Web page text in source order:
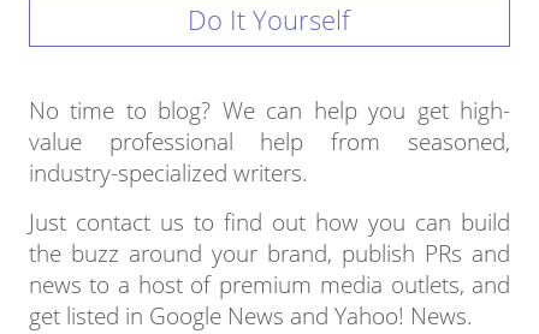
Do It Yourself
No time to blog? We can help you get high-
value professional help from seasoned,
industry-specialized writers.
Just contact us to find out how you can build
the buzz around your brand, publish PRs and
news to a host of premium media outlets, and
get listed in Google News and Yahoo! News.